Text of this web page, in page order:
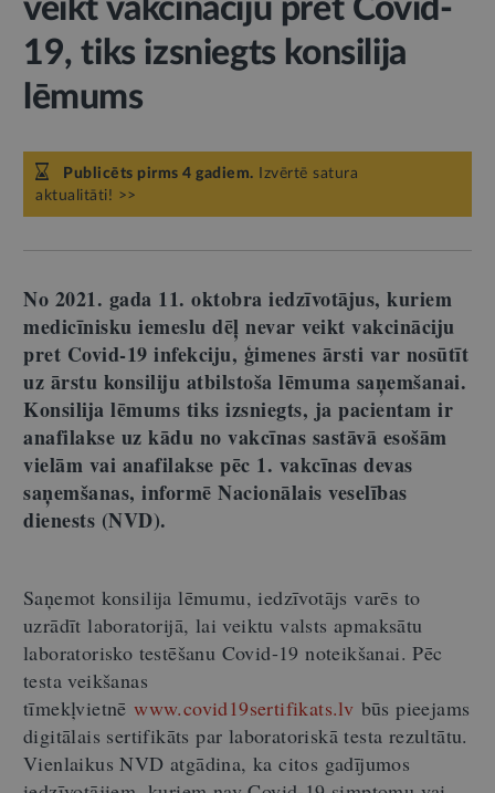
veikt vakcināciju pret Covid-
19, tiks izsniegts konsilija
lēmums
Publicēts pirms 4 gadiem. Izvērtē satura
aktualitāti! >>
No 2021. gada 11. oktobra iedzīvotājus, kuriem
medicīnisku iemeslu dēļ nevar veikt vakcināciju
pret Covid-19 infekciju, ģimenes ārsti var nosūtīt
uz ārstu konsiliju atbilstoša lēmuma saņemšanai.
Konsilija lēmums tiks izsniegts, ja pacientam ir
anafilakse uz kādu no vakcīnas sastāvā esošām
vielām vai anafilakse pēc 1. vakcīnas devas
saņemšanas, informē Nacionālais veselības
dienests (NVD).
Saņemot konsilija lēmumu, iedzīvotājs varēs to
uzrādīt laboratorijā, lai veiktu valsts apmaksātu
laboratorisko testēšanu Covid-19 noteikšanai. Pēc
testa veikšanas
tīmekļvietnēwww.covid19sertifikats.lv būs pieejams
digitālais sertifikāts par laboratoriskā testa rezultātu.
Vienlaikus NVD atgādina, ka citos gadījumos